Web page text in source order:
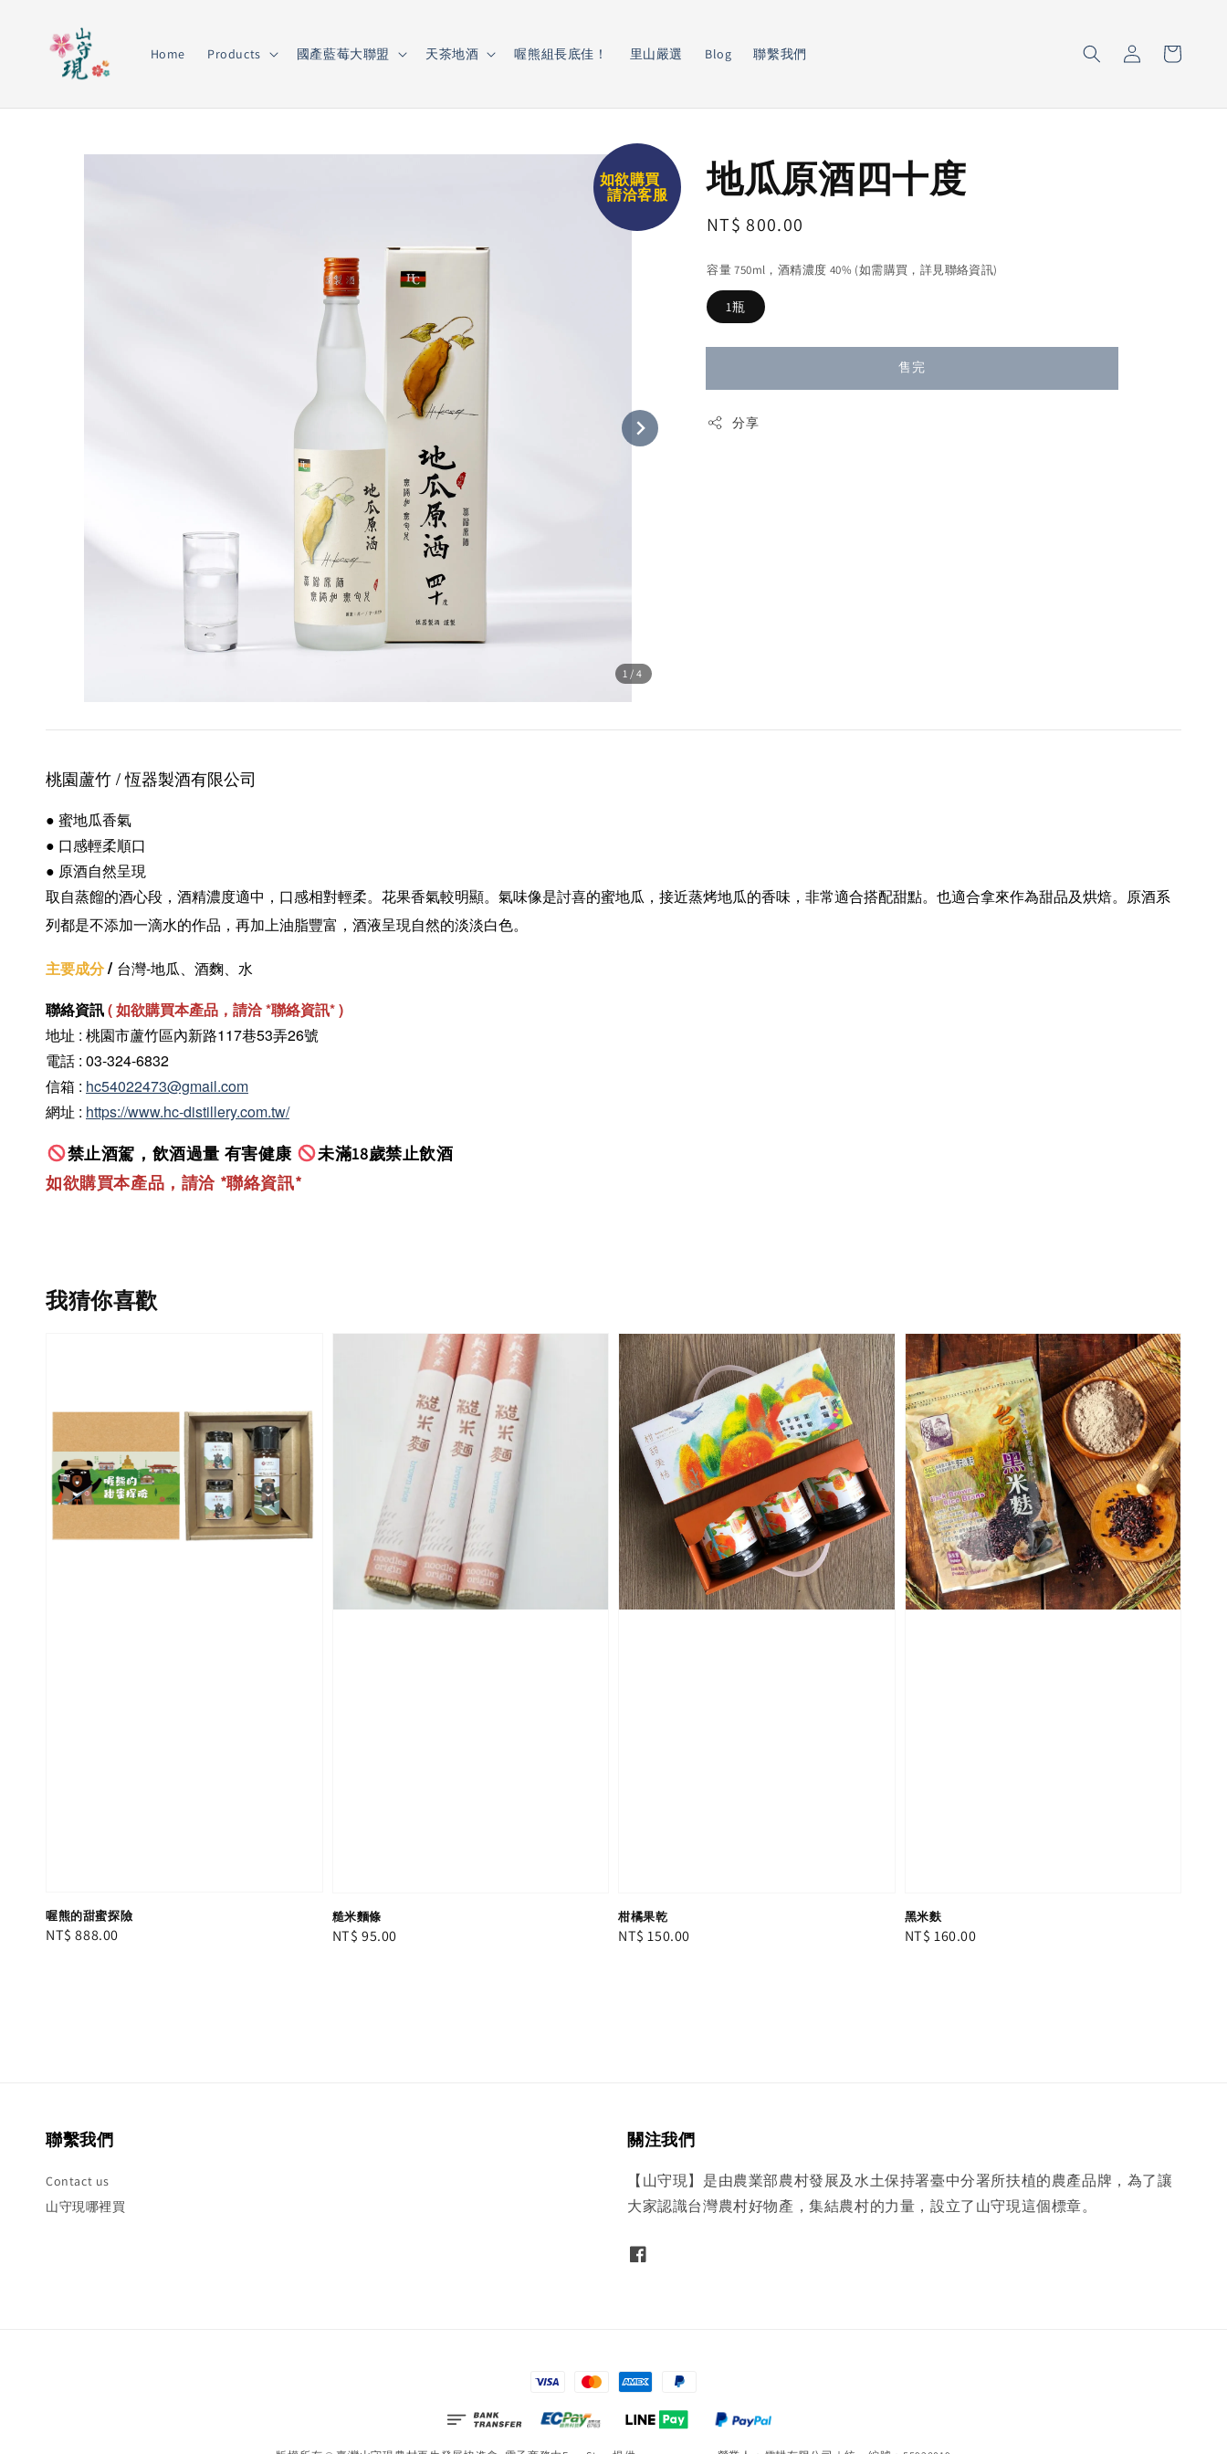
Home Products 國產藍莓大聯盟 天茶地酒 喔熊組長底佳！ 里山嚴選 Blog 聯繫我們
1 /4
如欲購買
請洽客服
地瓜原酒四十度
Regular
NT$ 800.00
容量 750ml，酒精濃度 40% (如需購買，詳見聯絡資訊)
1瓶
售完
分享
桃園蘆竹 / 恆器製酒有限公司
● 蜜地瓜香氣
● 口感輕柔順口
● 原酒自然呈現
取自蒸餾的酒心段，酒精濃度適中，口感相對輕柔。花果香氣較明顯。氣味像是討喜的蜜地瓜，接近蒸烤地瓜的香味，非常適合搭配甜點。也適合拿來作為甜品及烘焙。原酒系
列都是不添加一滴水的作品，再加上油脂豐富，酒液呈現自然的淡淡白色。
主要成分/ 台灣-地瓜、酒麴、水
聯絡資訊(如欲購買本產品，請洽 *聯絡資訊* )
地址 : 桃園市蘆竹區內新路117巷53弄26號
電話 : 03-324-6832
信箱 : hc54022473@gmail.com
網址 : https://www.hc-distillery.com.tw/
禁止酒駕，飲酒過量 有害健康
未滿18歲禁止飲酒
如欲購買本產品，請洽 *聯絡資訊*
我猜你喜歡
喔熊的甜蜜探險
Regular
NT$ 888.00
糙米麵條
Regular
NT$ 95.00
柑橘果乾
Regular
NT$ 150.00
黑米麩
Regular
NT$ 160.00
聯繫我們
Contact us
山守現哪裡買
關注我們
【山守現】是由農業部農村發展及水土保持署臺中分署所扶植的農產品牌，為了讓
大家認識台灣農村好物產，集結農村的力量，設立了山守現這個標章。